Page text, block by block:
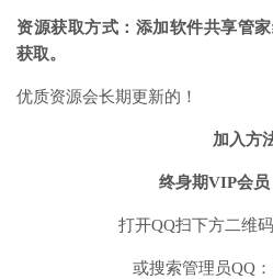
资源获取方式：添加软件共享管
获取。
优质资源会长期更新的！
加入方
终身期VIP会员
打开QQ扫下方二维
或搜索管理员QQ